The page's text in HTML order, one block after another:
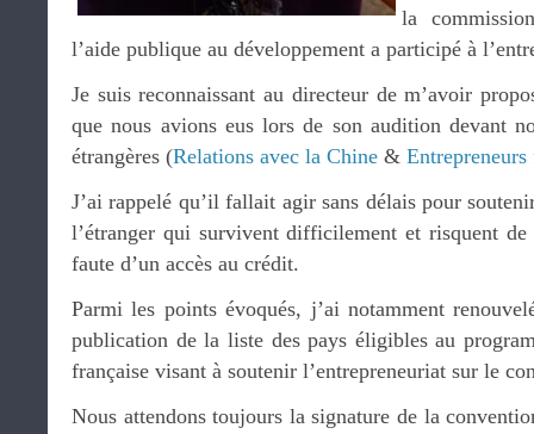
la
l’aide publique au développement a participé à
Je suis reconnaissant au directeur de m’avoir
que nous avions eus lors de son audition devant
étrangères (Relations avec la Chine & Entrepreneurs
J’ai rappelé qu’il fallait agir sans délais pour
l’étranger qui survivent difficilement et risquent
faute d’un accès au crédit.
Parmi les points évoqués, j’ai notamment
publication de la liste des pays éligibles au
française visant à soutenir l’entrepreneuriat sur le
Nous attendons toujours la signature de la